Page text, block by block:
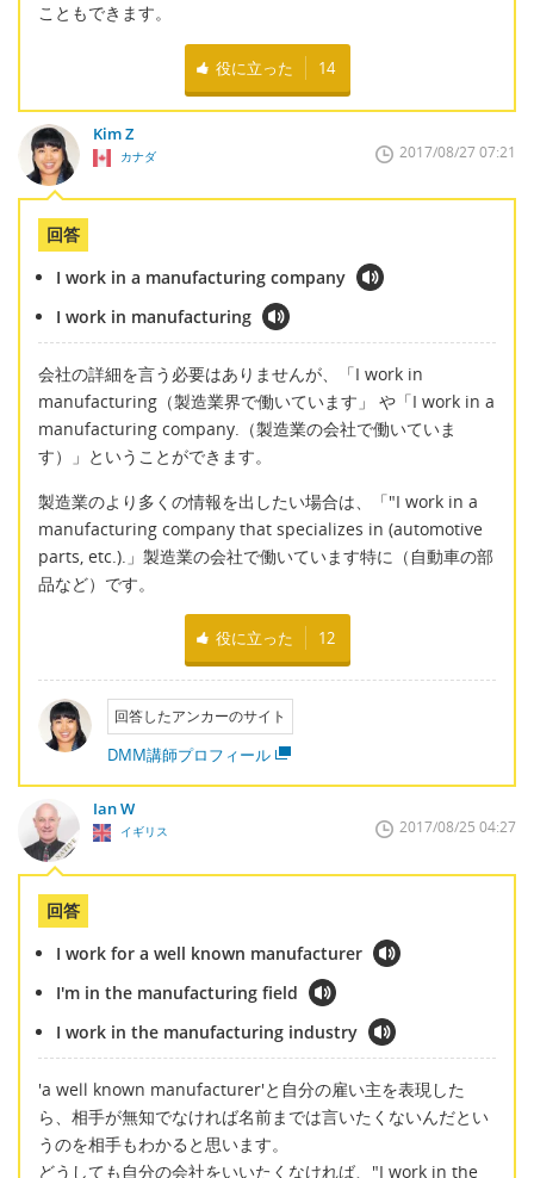
こともできます。
役に立った 14
Kim Z
カナダ 2017/08/27 07:21
回答
I work in a manufacturing company
I work in manufacturing
会社の詳細を言う必要はありませんが、「I work in
manufacturing（製造業界で働いています」 や「I work in a
manufacturing company.（製造業の会社で働いていま
す）」ということができます。
製造業のより多くの情報を出したい場合は、「"I work in a
manufacturing company that specializes in (automotive
parts, etc.).」製造業の会社で働いています特に（自動車の部
品など）です。
役に立った 12
回答したアンカーのサイト
DMM講師プロフィール
Ian W
イギリス 2017/08/25 04:27
回答
I work for a well known manufacturer
I'm in the manufacturing field
I work in the manufacturing industry
'a well known manufacturer'と自分の雇い主を表現した
ら、相手が無知でなければ名前までは言いたくないんだとい
うのを相手もわかると思います。
どうしても自分の会社をいいたくなければ、"I work in the